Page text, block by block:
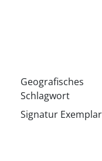
Geografisches
Schlagwort
Signatur Exemplar